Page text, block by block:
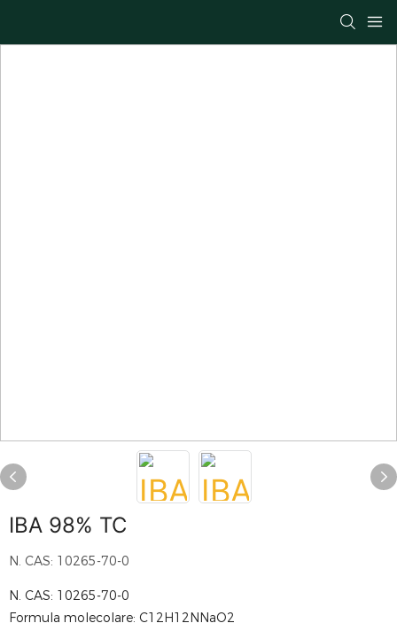
IBA 98% TC
N. CAS: 10265-70-0
N. CAS: 10265-70-0
Formula molecolare: C12H12NNaO2